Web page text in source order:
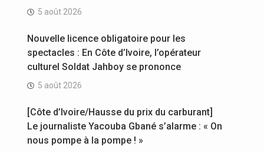
5 août 2026
Nouvelle licence obligatoire pour les
spectacles : En Côte d’Ivoire, l’opérateur
culturel Soldat Jahboy se prononce
5 août 2026
[Côte d’Ivoire/Hausse du prix du carburant]
Le journaliste Yacouba Gbané s’alarme : « On
nous pompe à la pompe ! »